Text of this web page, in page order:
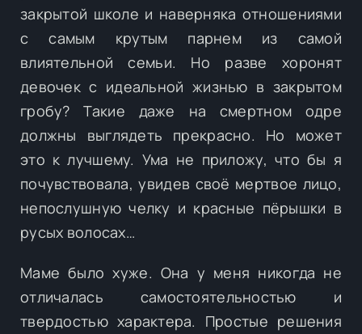
закрытой школе и наверняка отношениями
с самым крутым парнем из самой
влиятельной семьи. Но разве хоронят
девочек с идеальной жизнью в закрытом
гробу? Такие даже на смертном одре
должны выглядеть прекрасно. Но может
это к лучшему. Ума не приложу, что бы я
почувствовала, увидев своё мертвое лицо,
непослушную челку и красные пёрышки в
русых волосах…
Маме было хуже. Она у меня никогда не
отличалась самостоятельностью и
твердостью характера. Простые решения